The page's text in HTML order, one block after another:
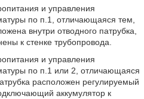
и управления
по п.1, отличающаяся тем,
внутри отводного патрубка,
к стенке трубопровода.
и управления
по п.1 или 2, отличающаяся
расположен регулируемый
аккумулятор к